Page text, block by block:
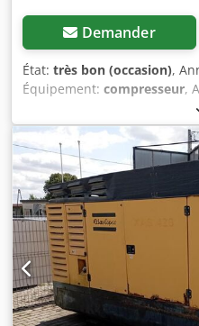
Demander
État: très bon (occasion),
Équipement: compresseur,
XAS88 5.2m3 2019 Cedpfx
DIESEL ATLAS COPCO XAS
techniques : capacité 5,20
Bar ; année de production
kilométrage 1519h !!!
opérationnel prix net : 58800
trouverez ci-dessous un
fonctionnement de la